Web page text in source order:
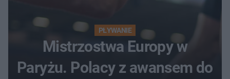
PŁYWANIE
Mistrzostwa Europy w
Paryżu. Polacy z awansem do